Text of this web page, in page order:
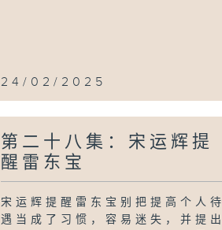
24/02/2025
第二十八集：宋运辉提
醒雷东宝
宋运辉提醒雷东宝别把提高个人待
遇当成了习惯，容易迷失，并提出